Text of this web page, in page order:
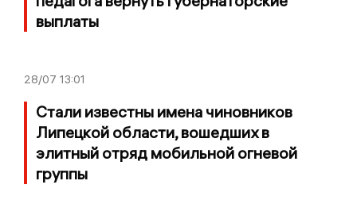
выплаты
28/07 13:01
Стали известны имена чиновников
Липецкой области, вошедших в
элитный отряд мобильной огневой
группы